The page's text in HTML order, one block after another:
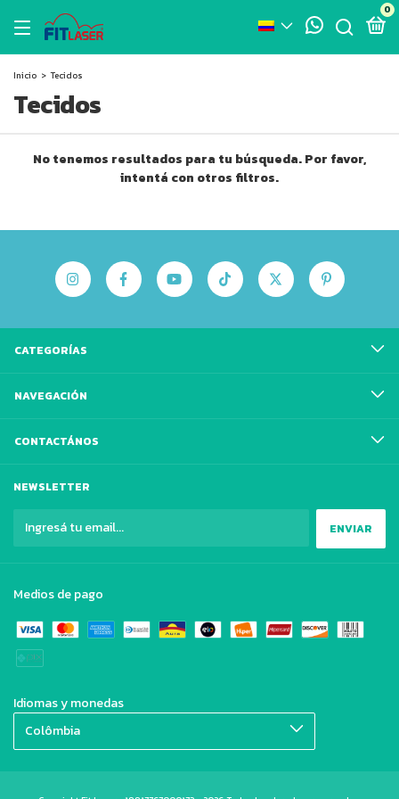
0
Inicio > Tecidos
Tecidos
No tenemos resultados para tu búsqueda. Por favor,
intentá con otros filtros.
CATEGORÍAS
NAVEGACIÓN
CONTACTÁNOS
NEWSLETTER
Medios de pago
Idiomas y monedas